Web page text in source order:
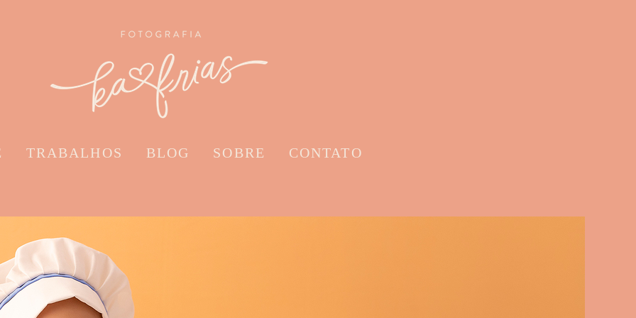
TRABALHOS BLOG SOBRE CONTATO